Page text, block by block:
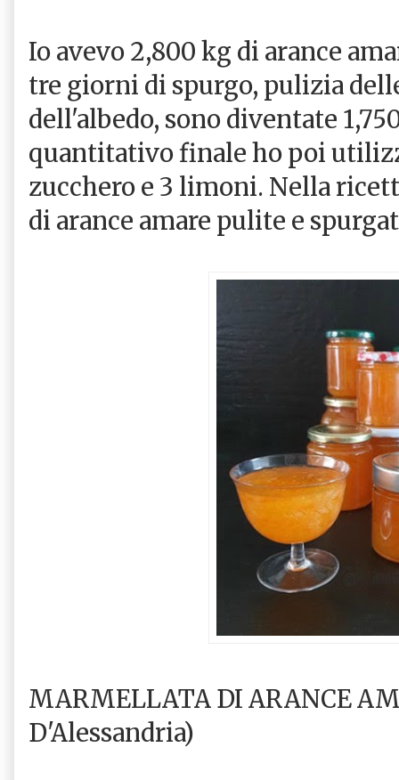
Io avevo 2,800 kg di arance
tre giorni di spurgo, pulizia
dell'albedo, sono diventate
quantitativo finale ho poi
zucchero e 3 limoni. Nella
di arance amare pulite e
MARMELLATA DI ARANCE
D'Alessandria)